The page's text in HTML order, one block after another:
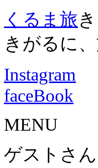
くるま旅
きがるに
Instagram
faceBook
MENU
ゲストさ